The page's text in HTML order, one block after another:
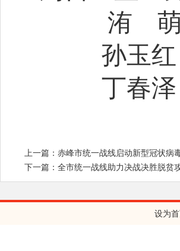
洧
孙玉
丁春
上一篇：赤峰市统一战线启动新型冠状病
下一篇：全市统一战线助力决战决胜脱贫
设为